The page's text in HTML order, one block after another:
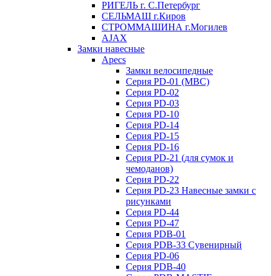
РИГЕЛЬ г. С.Петербург
СЕЛЬМАШ г.Киров
СТРОММАШИНА г.Могилев
AJAX
Замки навесные
Apecs
Замки велосипедные
Серия PD-01 (МВС)
Серия PD-02
Серия PD-03
Серия PD-10
Серия PD-14
Серия PD-15
Серия PD-16
Серия PD-21 (для сумок и
чемоданов)
Серия PD-22
Серия PD-23 Навесные замки с
рисунками
Серия PD-44
Серия PD-47
Серия PDB-01
Серия PDB-33 Сувенирный
Серия PD-06
Серия PDB-40